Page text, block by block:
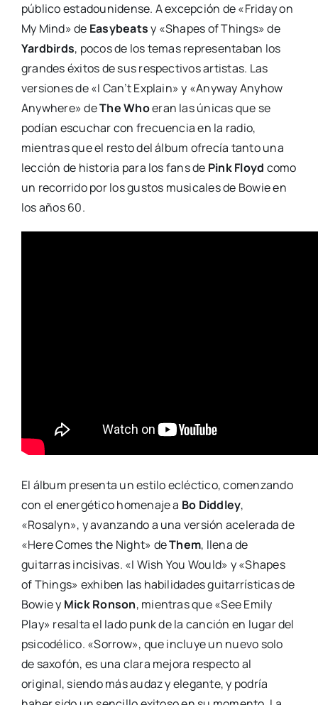
público estadounidense. A excepción de «Friday on
My Mind» de Easybeatsy «Shapes of Things» de
Yardbirds, pocos de los temas representaban los
grandes éxitos de sus respectivos artistas. Las
versiones de «I Can’t Explain» y «Anyway Anyhow
Anywhere» deThe Whoeran las únicas que se
podían escuchar con frecuencia en la radio,
mientras que el resto del álbum ofrecía tanto una
lección de historia para los fans de Pink Floyd como
un recorrido por los gustos musicales de Bowie en
los años 60.
El álbum presenta un estilo ecléctico, comenzando
con el energético homenaje a Bo Diddley,
«Rosalyn», y avanzando a una versión acelerada de
«Here Comes the Night» deThem, llena de
guitarras incisivas. «I Wish You Would» y «Shapes
of Things» exhiben las habilidades guitarrísticas de
Bowie y Mick Ronson, mientras que «See Emily
Play» resalta el lado punk de la canción en lugar del
psicodélico. «Sorrow», que incluye un nuevo solo
de saxofón, es una clara mejora respecto al
original, siendo más audaz y elegante, y podría